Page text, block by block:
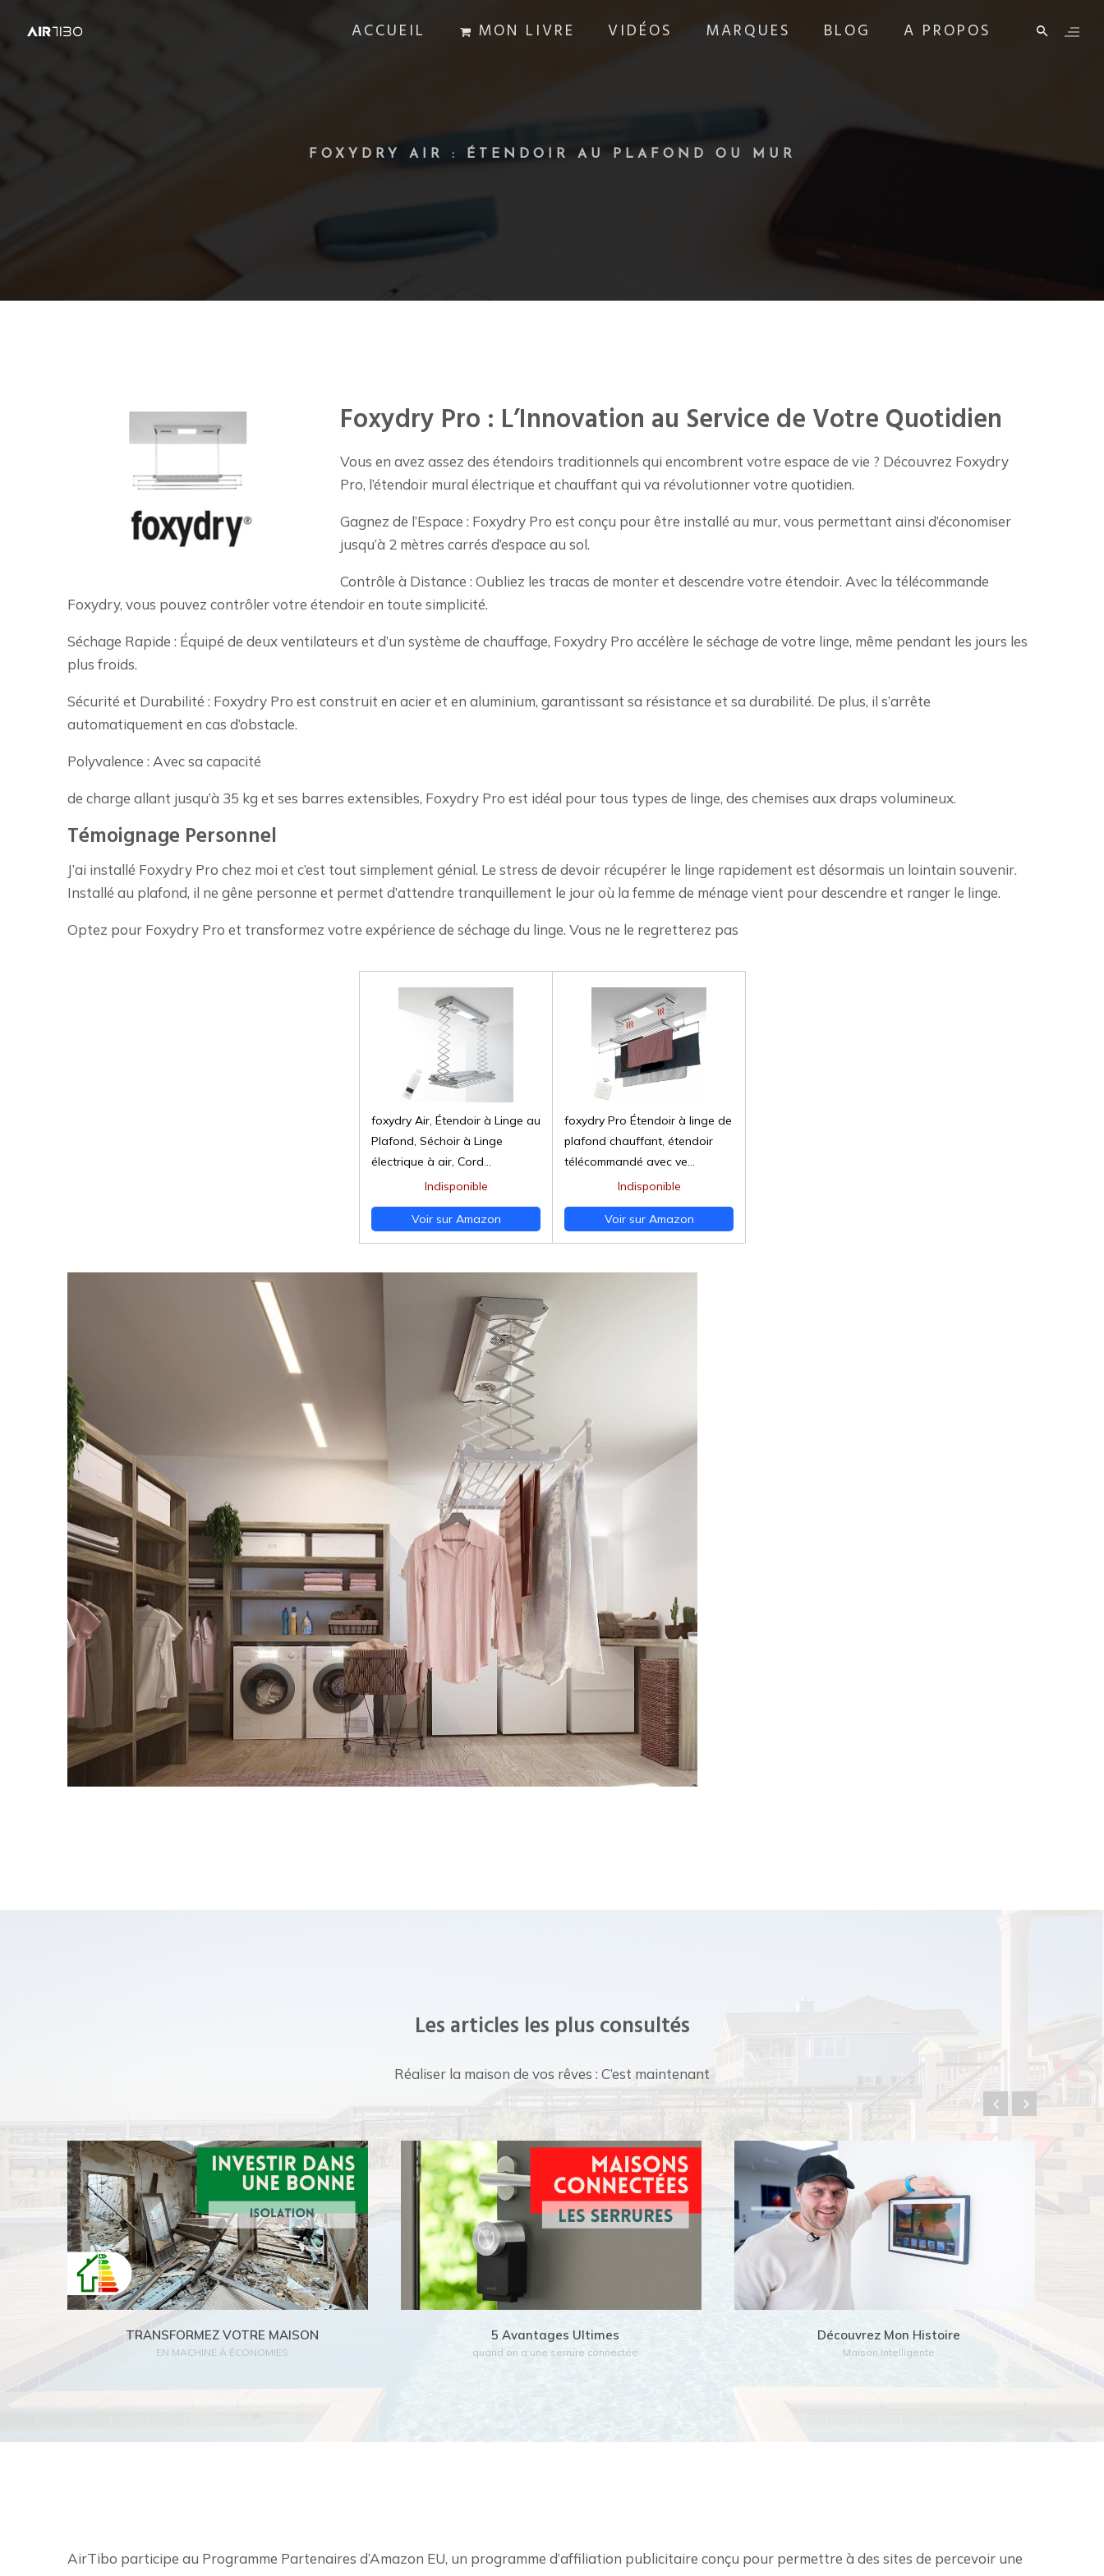
ACCUEIL MON LIVRE VIDÉOS MARQUES BLOG A PROPOS
FOXYDRY AIR : ÉTENDOIR AU PLAFOND OU MUR
Foxydry Pro : L’Innovation au Service de Votre Quotidien
Vous en avez assez des étendoirs traditionnels qui encombrent votre espace de vie ? Découvrez Foxydry
Pro, l’étendoir mural électrique et chauffant qui va révolutionner votre quotidien.
Gagnez de l’Espace : Foxydry Pro est conçu pour être installé au mur, vous permettant ainsi d’économiser
jusqu’à 2 mètres carrés d’espace au sol.
Contrôle à Distance : Oubliez les tracas de monter et descendre votre étendoir. Avec la télécommande
Foxydry, vous pouvez contrôler votre étendoir en toute simplicité.
Séchage Rapide : Équipé de deux ventilateurs et d’un système de chauffage, Foxydry Pro accélère le séchage de votre linge, même pendant les jours les
plus froids.
Sécurité et Durabilité : Foxydry Pro est construit en acier et en aluminium, garantissant sa résistance et sa durabilité. De plus, il s’arrête
automatiquement en cas d’obstacle.
Polyvalence : Avec sa capacité
de charge allant jusqu’à 35 kg et ses barres extensibles, Foxydry Pro est idéal pour tous types de linge, des chemises aux draps volumineux.
Témoignage Personnel
J’ai installé Foxydry Pro chez moi et c’est tout simplement génial. Le stress de devoir récupérer le linge rapidement est désormais un lointain souvenir.
Installé au plafond, il ne gêne personne et permet d’attendre tranquillement le jour où la femme de ménage vient pour descendre et ranger le linge.
Optez pour Foxydry Pro et transformez votre expérience de séchage du linge. Vous ne le regretterez pas
foxydry Air, Étendoir à Linge au
Plafond, Séchoir à Linge
électrique à air, Cord...
Indisponible
Voir sur Amazon
foxydry Pro Étendoir à linge de
plafond chauffant, étendoir
télécommandé avec ve...
Indisponible
Voir sur Amazon
Les articles les plus consultés
Réaliser la maison de vos rêves : C’est maintenant
Lire l'article
TRANSFORMEZ VOTRE MAISON
EN MACHINE À ÉCONOMIES
Lire l'article
5 Avantages Ultimes
quand on a une serrure connectée
Lire l'article
Découvrez Mon Histoire
Maison Intelligente
AirTibo participe au Programme Partenaires d’Amazon EU, un programme d’affiliation publicitaire conçu pour permettre à des sites de percevoir une